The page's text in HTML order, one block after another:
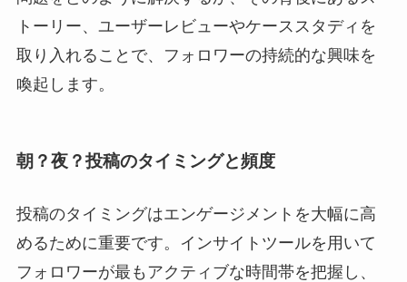
トーリー、ユーザーレビューやケーススタディを
取り入れることで、フォロワーの持続的な興味を
喚起します。
朝？夜？投稿のタイミングと頻度
投稿のタイミングはエンゲージメントを大幅に高
めるために重要です。インサイトツールを用いて
フォロワーが最もアクティブな時間帯を把握し、